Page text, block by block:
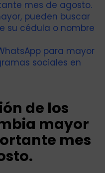
mes de agosto.
pueden buscar
su cédula o nombre
para mayor
sociales en
de los
mayor
mes